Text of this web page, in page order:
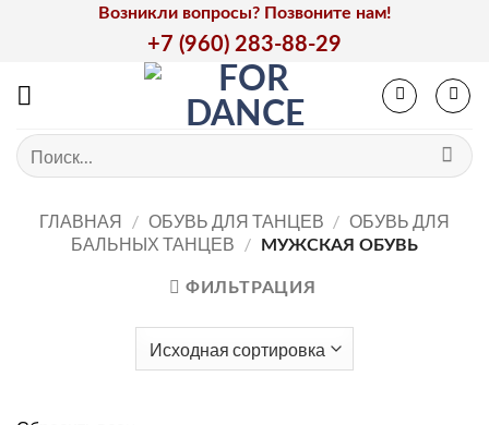
Возникли вопросы? Позвоните нам!
+7 (960) 283-88-29
Искать:
ГЛАВНАЯ / ОБУВЬ ДЛЯ ТАНЦЕВ / ОБУВЬ ДЛЯ
БАЛЬНЫХ ТАНЦЕВ / МУЖСКАЯ ОБУВЬ
ФИЛЬТРАЦИЯ